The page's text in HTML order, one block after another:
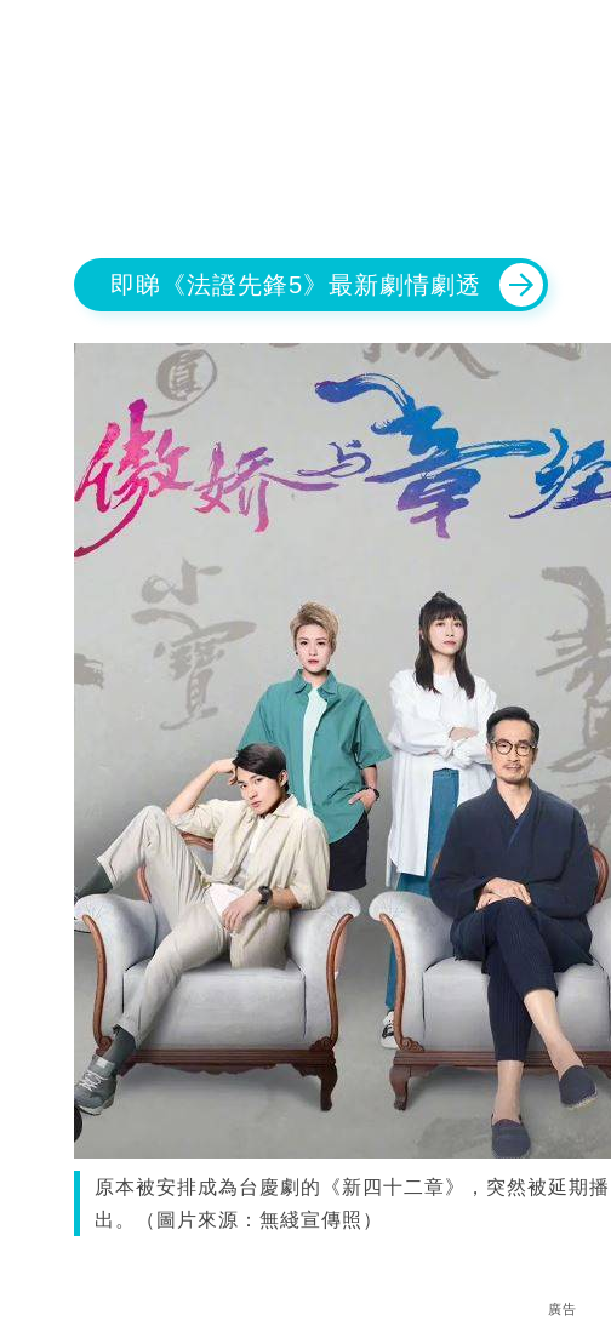
即睇《法證先鋒5》最新劇情劇透
原本被安排成為台慶劇的《新四十二章》，突然被延期播
出。（圖片來源：無綫宣傳照）
廣告